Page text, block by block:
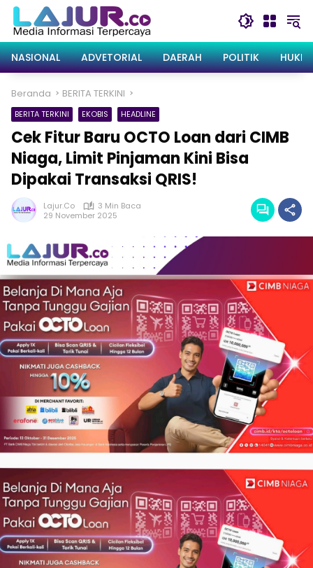
Langsung
konten
NASIONAL
ADVETORIAL DAERAH POLITIK
Beranda BERITA TERKINI
BERITA TERKINI EKOBIS HEADLINE
Cek Fitur Baru OCTO Loan dari CIMB
Niaga, Limit Pinjaman Kini Bisa
Dipakai Transaksi QRIS!
Lajur.co
3 Min Baca
29 November 2025